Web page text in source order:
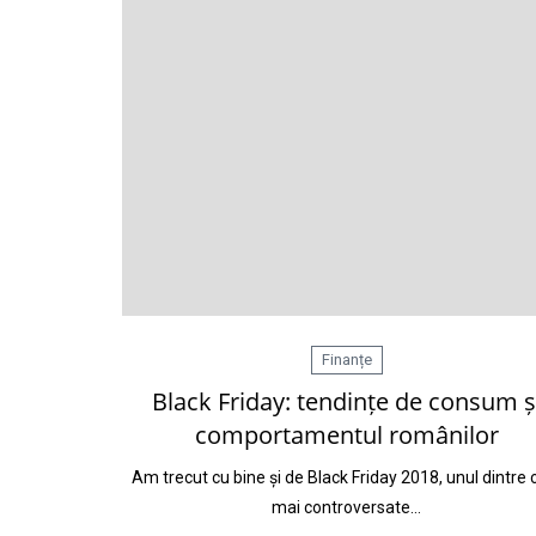
Finanțe
Black Friday: tendințe de consum
comportamentul românilor
Am trecut cu bine și de Black Friday 2018, unul dintre
mai controversate…